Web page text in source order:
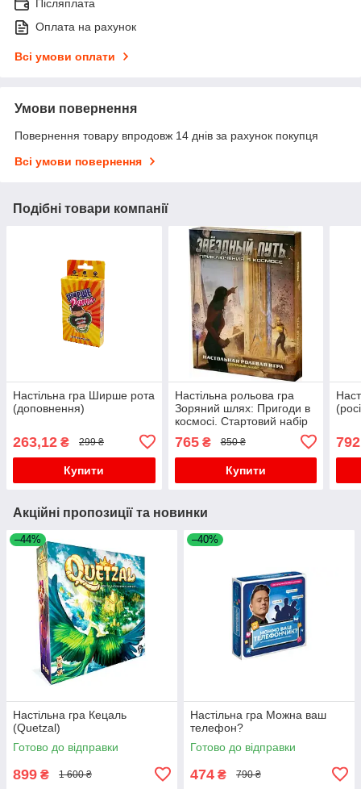
Післяплата
Оплата на рахунок
Всі умови оплати
Умови повернення
Повернення товару впродовж 14 днів за рахунок покупця
Всі умови повернення
Подібні товари компанії
Настільна гра Ширше рота
(доповнення)
263,12 ₴ 299 ₴
Купити
Настільна рольова гра
Зоряний шлях: Пригоди в
космосі. Стартовий набір
російською
765₴ 850 ₴
Купити
792
Акційні пропозиції та новинки
–44%
Настільна гра Кецаль
(Quetzal)
Готово до відправки
899 ₴ 1 600 ₴
–40%
Настільна гра Можна ваш
телефон?
Готово до відправки
474 ₴ 790 ₴